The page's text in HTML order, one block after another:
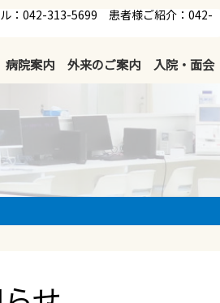
：042-313-5699 患者様ご紹介：042-
病院案内 外来のご案内 入院・面会